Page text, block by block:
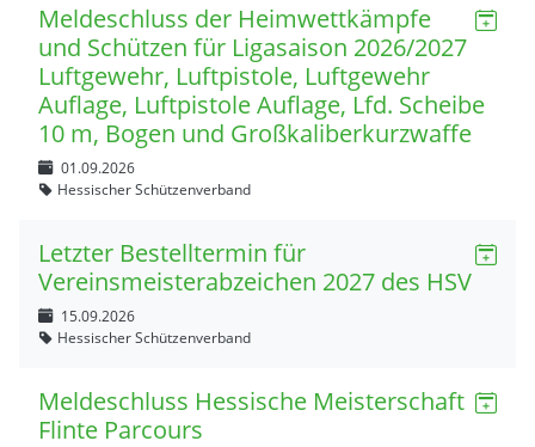
Meldeschluss der Heimwettkämpfe
und Schützen für Ligasaison 2026/2027
Luftgewehr, Luftpistole, Luftgewehr
Auflage, Luftpistole Auflage, Lfd. Scheibe
10 m, Bogen und Großkaliberkurzwaffe
01.09.2026
Hessischer Schützenverband
Letzter Bestelltermin für
Vereinsmeisterabzeichen 2027 des HSV
15.09.2026
Hessischer Schützenverband
Meldeschluss Hessische Meisterschaft
Flinte Parcours